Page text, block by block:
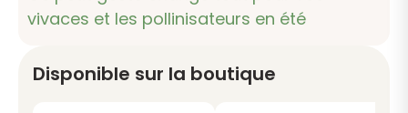
vivaces et les pollinisateurs en été
Disponible sur la boutique